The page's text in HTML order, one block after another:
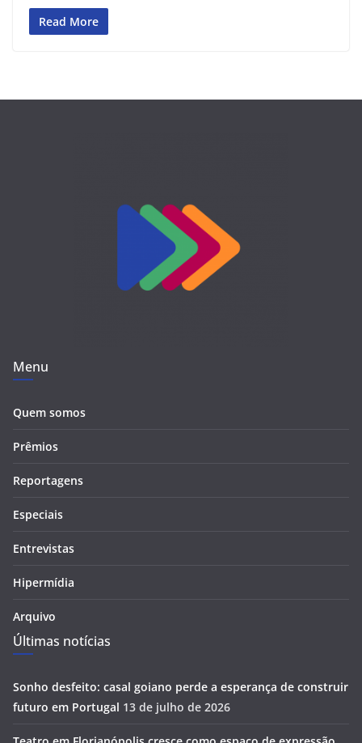
Read More
Menu
Quem somos
Prêmios
Reportagens
Especiais
Entrevistas
Hipermídia
Arquivo
Últimas notícias
Sonho desfeito: casal goiano perde a esperança de construir
futuro em Portugal 13 de julho de 2026